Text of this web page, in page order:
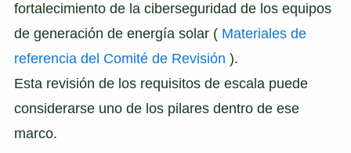
fortalecimiento de la ciberseguridad de los equipos
de generación de energía solar ( Materiales de
referencia del Comité de Revisión ).
Esta revisión de los requisitos de escala puede
considerarse uno de los pilares dentro de ese
marco.